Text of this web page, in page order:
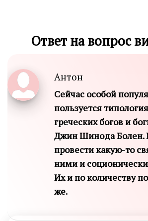
Ответ на вопрос
Антон
Сейчас особой
пользуется
греческих богов и
Джин Шинода Болен.
провести какую-то
ними и
Их и по количеству
же.